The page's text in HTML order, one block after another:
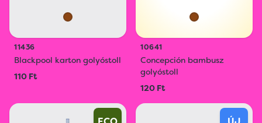
11436
Blackpool karton golyóstoll
110 Ft
10641
Concepción bambusz
golyóstoll
120 Ft